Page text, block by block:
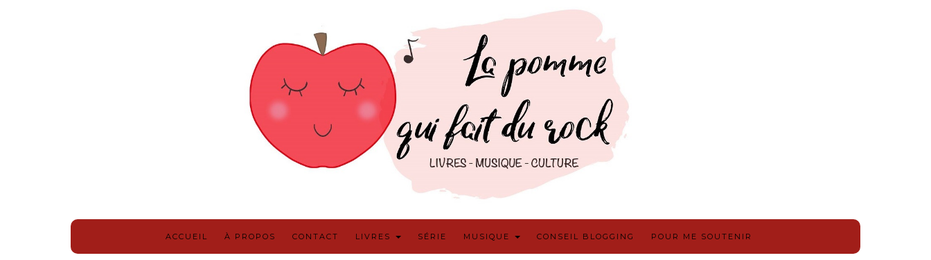
ACCUEIL À PROPOS CONTACT LIVRES SÉRIE MUSIQUE CONSEIL BLOGGING POUR ME SOUTENIR